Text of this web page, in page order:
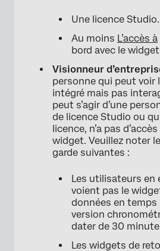
Une licence Studio.
Au moins L’accès à
bord avec le widget
Visionneur
personne qui peut voir
intégré mais pas
peut s’agir d’une
de licence Studio ou
licence, n’a pas
widget. Veuillez noter
garde suivantes :
Les utilisateurs en
voient pas le
données en temps
version
dater de 30
Les widgets de